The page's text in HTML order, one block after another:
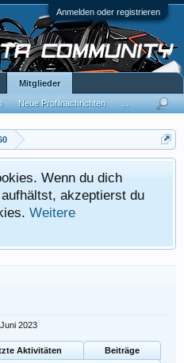
Anmelden oder registrieren
Wenn du dich
akzeptierst du
Weitere
2023
Aktivitäten
Beiträge
Mitglieder
Neue Profilnachrichten